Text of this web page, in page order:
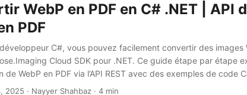
WebP en PDF en C# .NET | API
PDF
C#, vous pouvez facilement convertir des images
Cloud SDK pour .NET. Ce guide étape par étape
de WebP en PDF via l’API REST avec des exemples de code
2025 · Nayyer Shahbaz · 4 min